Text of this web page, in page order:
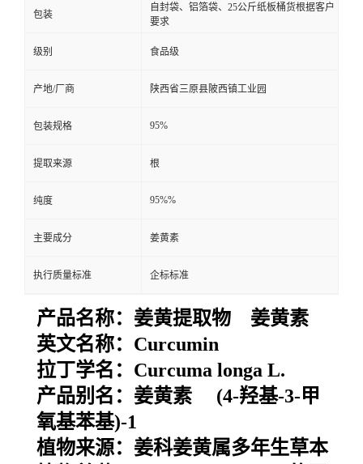
包装
自封袋、铝箔袋、25公斤纸板桶货根据客户
要求
级别 食品级
产地/厂商 陕西省三原县陂西镇工业园
包装规格 95%
提取来源 根
纯度 95%%
主要成分 姜黄素
执行质量标准 企标标准
产品名称：姜黄提取物 姜黄素
英文名称：Curcumin
拉丁学名： Curcuma longa L.
产品别名：姜黄素 (4-羟基-3-甲
氧基苯基)-1
植物来源： 姜科姜黄属多年生草本